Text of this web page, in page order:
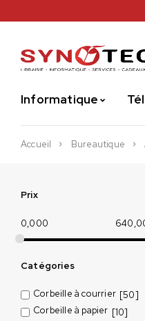
Informatique
Accueil Bureautique
Prix
0,000
Catégories
Corbeille à courrier [50]
Corbeille à papier [10]